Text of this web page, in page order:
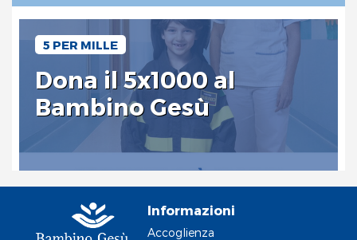
5 PER MILLE
Dona il 5x1000 al
Bambino Gesù
Informazioni
Accoglienza